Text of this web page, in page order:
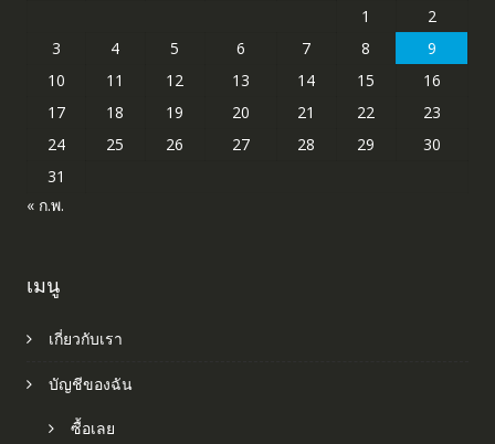
1
2
3
4 5 6 7 8
9
10
11 12 13 14 15
16
17
18 19 20 21 22
23
24
25 26 27 28 29
30
31
« ก.พ.
เมนู
เกี่ยวกับเรา
บัญชีของฉัน
ซื้อเลย